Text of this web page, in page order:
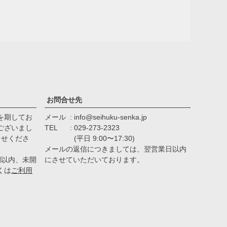
期してお
ざいまし
くださ
内、未開
はご利用
お問合せ先
メール
info@seihuku-senka.jp
TEL
029-273-2323
(平日 9:00〜17:30)
メールの返信につきましては、翌営業日以内
にさせていただいております。